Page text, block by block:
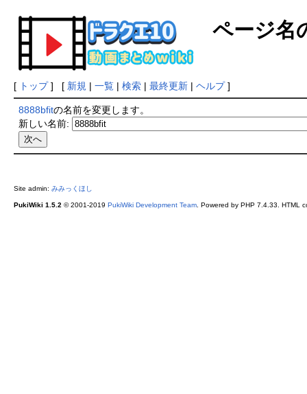
ページ名
[ トップ] [ 新規 | 一覧| 検索| 最終更新| ヘルプ]
8888bfitの名前を変更します。
新しい名前:
Site admin: みみっくほし
PukiWiki 1.5.2 © 2001-2019 PukiWiki Development Team. Powered by PHP 7.4.33. HTML